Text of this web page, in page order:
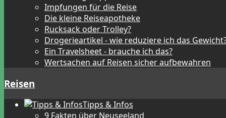
Impfungen für die Reise
Die kleine Reiseapotheke
Rucksack oder Trolley?
Drogerieartikel - wie reduziere ich das
Ein Travelsheet - brauche ich das?
Wertsachen auf Reisen sicher aufbewahren
Reisen
Tipps & Infos
9 Fakten über Neuseeland